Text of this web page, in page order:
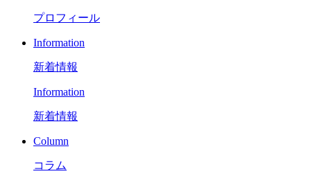
プロフィール
Information
新着情報
Information
新着情報
Column
コラム